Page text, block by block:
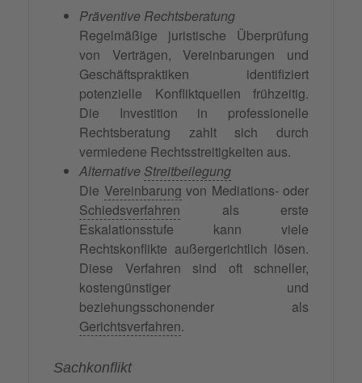
Präventive Rechtsberatung
Regelmäßige juristische Überprüfung
von Verträgen, Vereinbarungen und
Geschäftspraktiken identifiziert
potenzielle Konfliktquellen frühzeitig.
Die Investition in professionelle
Rechtsberatung zahlt sich durch
vermiedene Rechtsstreitigkeiten aus.
Alternative Streitbeilegung
Die Vereinbarung von Mediations- oder
Schiedsverfahren als erste
Eskalationsstufe kann viele
Rechtskonflikte außergerichtlich lösen.
Diese Verfahren sind oft schneller,
kostengünstiger und
beziehungsschonender als
Gerichtsverfahren.
Sachkonflikt